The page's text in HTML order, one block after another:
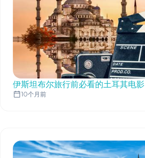
伊斯坦布尔旅行前必看的土耳其电影
10个月前